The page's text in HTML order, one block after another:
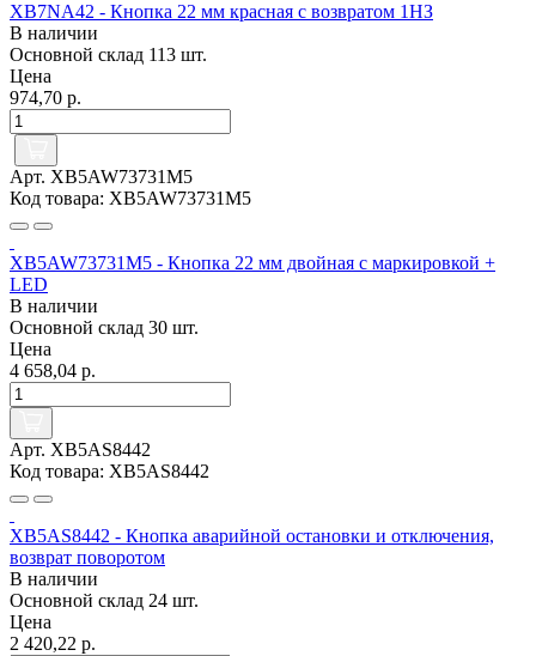
XB7NA42 - Кнопка 22 мм красная с возвратом 1НЗ
В наличии
Основной склад 113 шт.
Цена
974,70 р.
Арт. XB5AW73731M5
Код товара: XB5AW73731M5
XB5AW73731M5 - Кнопка 22 мм двойная с маркировкой +
LED
В наличии
Основной склад 30 шт.
Цена
4 658,04 р.
Арт. XB5AS8442
Код товара: XB5AS8442
XB5AS8442 - Кнопка аварийной остановки и отключения,
возврат поворотом
В наличии
Основной склад 24 шт.
Цена
2 420,22 р.